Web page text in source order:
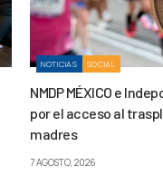
NOTICIAS SOCIAL
NMDP MÉXICO e
por el acceso al
madres
7 AGOSTO, 2026